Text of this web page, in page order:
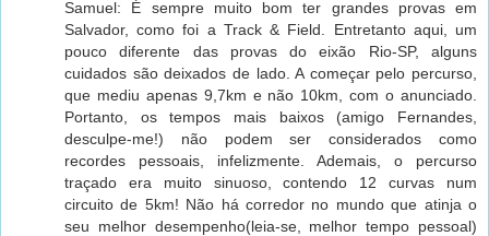
Samuel: É sempre muito bom ter grandes provas em
Salvador, como foi a Track & Field. Entretanto aqui, um
pouco diferente das provas do eixão Rio-SP, alguns
cuidados são deixados de lado. A começar pelo percurso,
que mediu apenas 9,7km e não 10km, com o anunciado.
Portanto, os tempos mais baixos (amigo Fernandes,
desculpe-me!) não podem ser considerados como
recordes pessoais, infelizmente. Ademais, o percurso
traçado era muito sinuoso, contendo 12 curvas num
circuito de 5km! Não há corredor no mundo que atinja o
seu melhor desempenho(leia-se, melhor tempo pessoal)